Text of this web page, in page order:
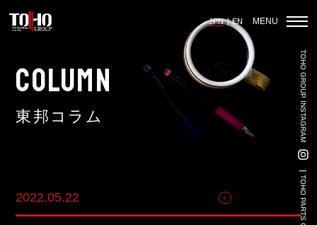
JPN EN MENU
中古車販売事業
TOHO GROUP INSTAGRAM
COLUMN
東邦コラム
2022.05.22 自動車関連